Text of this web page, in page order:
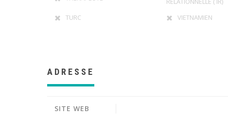
TURC VIETNAMIEN
ADRESSE
SITE WEB